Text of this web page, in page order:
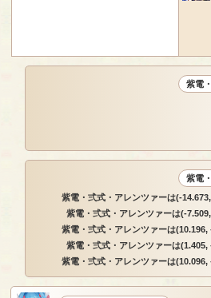
紫電
紫電
紫電・弍式・アレンツァーは(-
紫電・弍式・アレンツァーは(-
紫電・弍式・アレンツァーは(10.196,
紫電・弍式・アレンツァーは(1.405,
紫電・弍式・アレンツァーは(10.096,